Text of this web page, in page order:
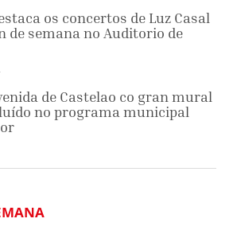
os concertos de Luz Casal
de semana no Auditorio de
de Castelao co gran mural
no programa municipal